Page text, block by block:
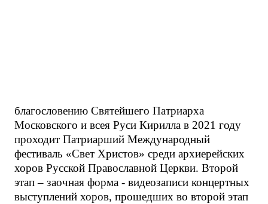
благословению Святейшего Патриарха
Московского и всея Руси Кирилла в 2021 году
проходит Патриарший Международный
фестиваль «Свет Христов» среди архиерейских
хоров Русской Православной Церкви. Второй
этап – заочная форма - видеозаписи концертных
выступлений хоров, прошедших во второй этап